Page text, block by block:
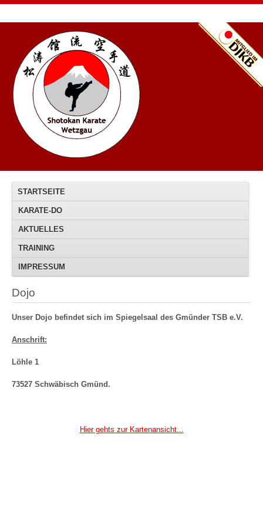
STARTSEITE
KARATE-DO
AKTUELLES
TRAINING
IMPRESSUM
Dojo
Unser Dojo befindet sich im Spiegelsaal des Gmünder TSB e.V.
Anschrift:
Löhle 1
73527 Schwäbisch Gmünd.
Hier gehts zur Kartenansicht...